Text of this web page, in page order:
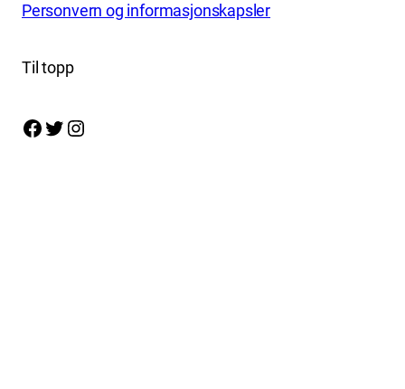
Personvern og informasjonskapsler
Til topp
Facebook Twitter Instagram